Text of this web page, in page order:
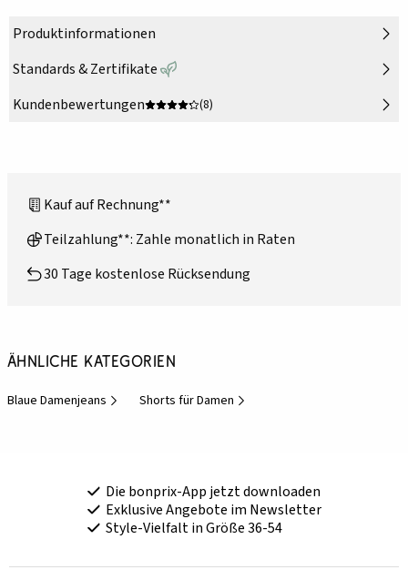
Produktinformationen
Standards & Zertifikate
Kundenbewertungen
(8)
Kauf auf Rechnung**
Teilzahlung**: Zahle monatlich in Raten
30 Tage kostenlose Rücksendung
Ähnliche Kategorien
Blaue Damenjeans Shorts für Damen
Die bonprix-App jetzt downloaden
Exklusive Angebote im Newsletter
Style-Vielfalt in Größe 36-54